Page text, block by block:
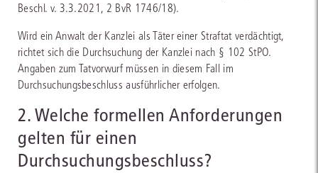
Beschl. v. 3.3.2021, 2 BvR 1746/18).
Wird ein Anwalt der Kanzlei als Täter einer Straftat verdächtigt,
richtet sich die Durchsuchung der Kanzlei nach § 102 StPO.
Angaben zum Tatvorwurf müssen in diesem Fall im
Durchsuchungsbeschluss ausführlicher erfolgen.
2. Welche formellen Anforderungen
gelten für einen
Durchsuchungsbeschluss?